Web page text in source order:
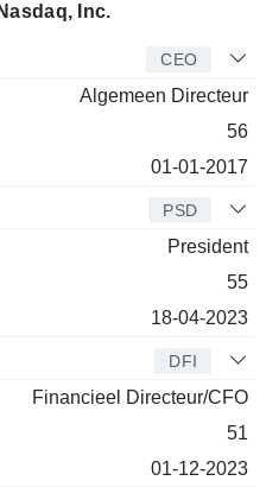
Inc.
CEO
Algemeen Directeur
56
01-01-2017
PSD
President
55
18-04-2023
DFI
Financieel Directeur/CFO
51
01-12-2023